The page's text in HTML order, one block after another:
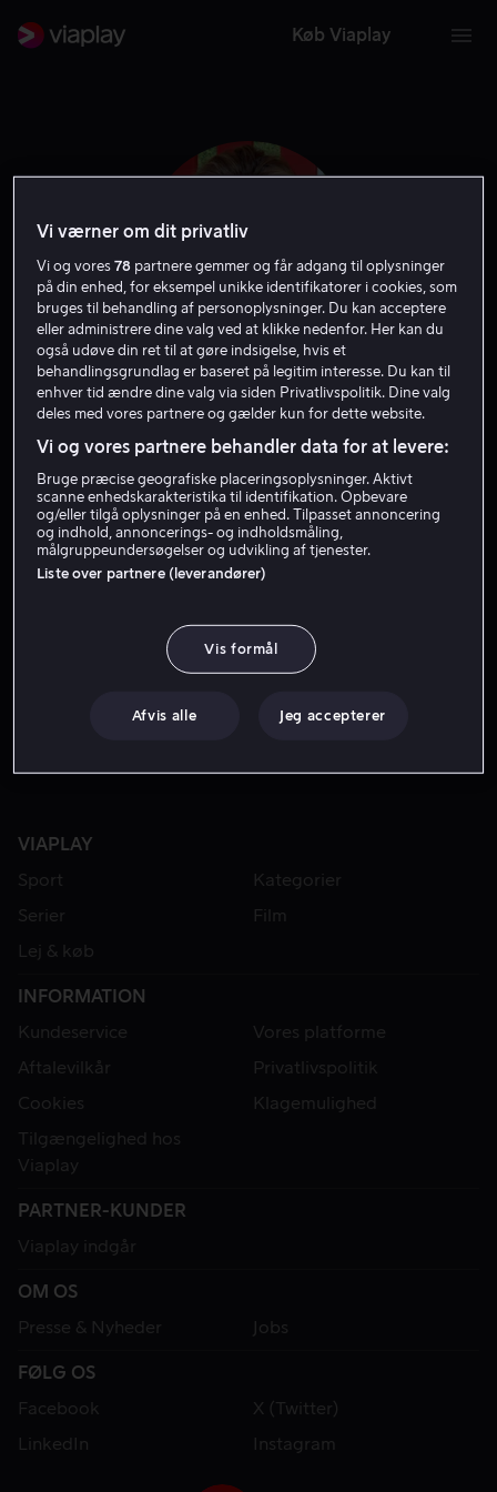
Køb Viaplay
Thea Sharrock
Instruktør Filmproducent
VIAPLAY
Sport
Kategorier
Serier
Film
Lej & køb
INFORMATION
Kundeservice
Vores platforme
Aftalevilkår
Privatlivspolitik
Cookies
Klagemulighed
Tilgængelighed hos
Viaplay
PARTNER-KUNDER
Viaplay indgår
OM OS
Presse & Nyheder
Jobs
FØLG OS
Facebook
X (Twitter)
LinkedIn
Instagram
Vi værner om dit privatliv
Vi og vores78 partnere gemmer og får adgang til oplysninger
på din enhed, for eksempel unikke identifikatorer i cookies, som
bruges til behandling af personoplysninger. Du kan acceptere
eller administrere dine valg ved at klikke nedenfor. Her kan du
også udøve din ret til at gøre indsigelse, hvis et
behandlingsgrundlag er baseret på legitim interesse. Du kan til
enhver tid ændre dine valg via siden Privatlivspolitik. Dine valg
deles med vores partnere og gælder kun for dette website.
Vi og vores partnere behandler data for at levere:
Bruge præcise geografiske placeringsoplysninger. Aktivt
scanne enhedskarakteristika til identifikation. Opbevare
og/eller tilgå oplysninger på en enhed. Tilpasset annoncering
og indhold, annoncerings- og indholdsmåling,
målgruppeundersøgelser og udvikling af tjenester.
Liste over partnere (leverandører)
Vis formål
Afvis alle Jeg accepterer